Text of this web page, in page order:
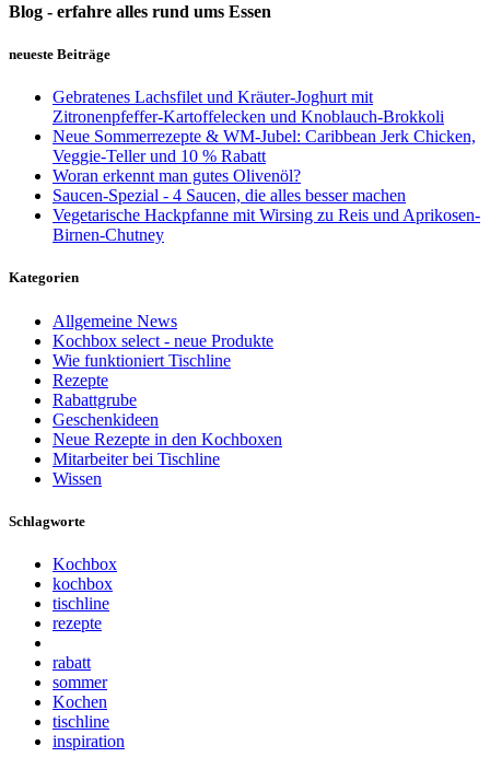
Blog - erfahre alles rund ums Essen
neueste Beiträge
Gebratenes Lachsfilet und Kräuter-Joghurt mit
Zitronenpfeffer-Kartoffelecken und Knoblauch-Brokkoli
Neue Sommerrezepte & WM-Jubel: Caribbean Jerk Chicken,
Veggie-Teller und 10 % Rabatt
Woran erkennt man gutes Olivenöl?
Saucen-Spezial - 4 Saucen, die alles besser machen
Vegetarische Hackpfanne mit Wirsing zu Reis und Aprikosen-
Birnen-Chutney
Kategorien
Allgemeine News
Kochbox select - neue Produkte
Wie funktioniert Tischline
Rezepte
Rabattgrube
Geschenkideen
Neue Rezepte in den Kochboxen
Mitarbeiter bei Tischline
Wissen
Schlagworte
Kochbox
kochbox
tischline
rezepte
rabatt
sommer
Kochen
tischline
inspiration